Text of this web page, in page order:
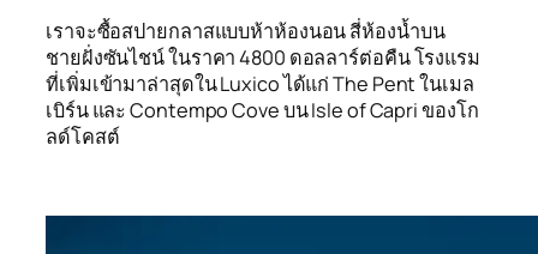
เราจะซื้อสปายกลาสแบบห้าห้องนอน สี่ห้องน้ำบน
ชายฝั่งซันไชน์ ในราคา 4800 ดอลลาร์ต่อคืน โรงแรม
ที่เพิ่มเข้ามาล่าสุดใน Luxico ได้แก่ The Pent ในเมล
เบิร์น และ Contempo Cove บน Isle of Capri ของโก
ลด์โคสต์